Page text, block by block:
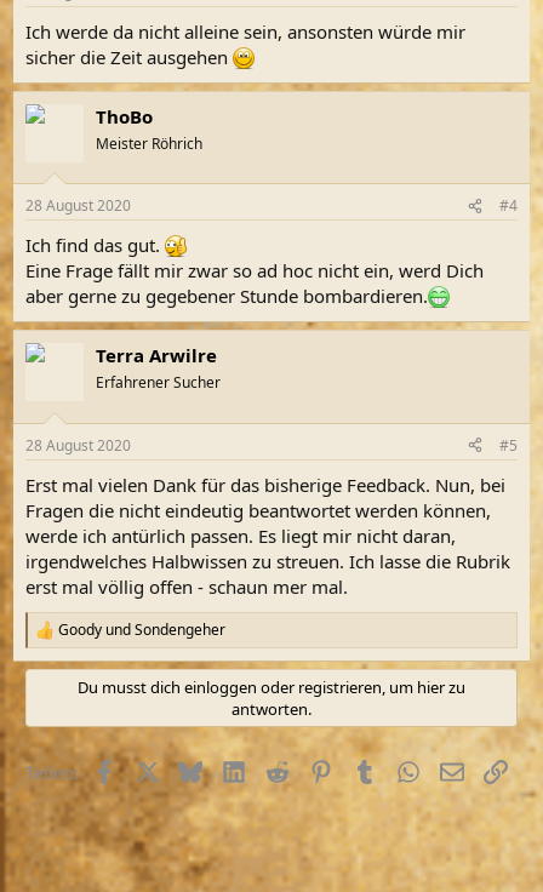
:
Ich werde da nicht alleine sein, ansonsten würde mir
sicher die Zeit ausgehen
ThoBo
Meister Röhrich
28 August 2020 #4
Ich find das gut.
Eine Frage fällt mir zwar so ad hoc nicht ein, werd Dich
aber gerne zu gegebener Stunde bombardieren.
Terra Arwilre
Erfahrener Sucher
28 August 2020 #5
Erst mal vielen Dank für das bisherige Feedback. Nun, bei
Fragen die nicht eindeutig beantwortet werden können,
werde ich antürlich passen. Es liegt mir nicht daran,
irgendwelches Halbwissen zu streuen. Ich lasse die Rubrik
erst mal völlig offen - schaun mer mal.
R
e
a
i
o
n
Goody undSondengeher
Du musst dich einloggen oder registrieren, um hier zu
antworten.
Teilen: FacebookX (Twitter)
BlueskyLinkedIn
Reddit PinterestTumblrWhatsApp
E-MailLink